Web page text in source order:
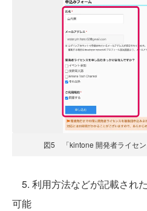
図5 「kintone 開発者ライセ
5. 利用方法などが記載され
可能